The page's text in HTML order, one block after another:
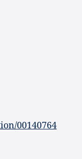
00140764